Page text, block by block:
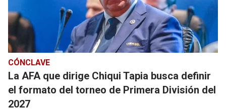
CÓNCLAVE
La AFA que dirige Chiqui Tapia busca definir
el formato del torneo de Primera División del
2027